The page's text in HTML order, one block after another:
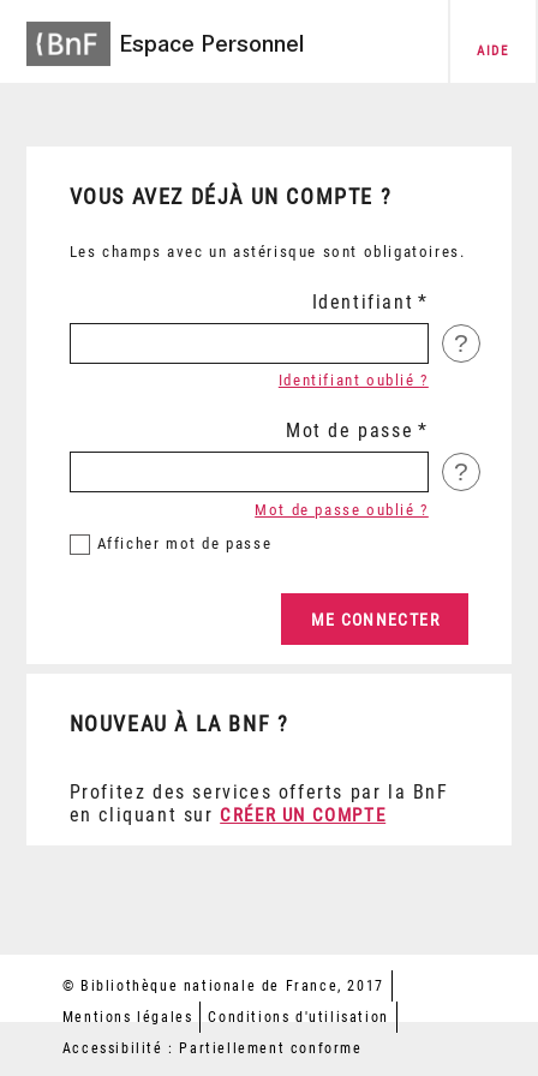
Espace Personnel AIDE
VOUS AVEZ DÉJÀ UN COMPTE ?
Les champs avec un astérisque sont obligatoires.
Identifiant
?
Identifiant oublié ?
Mot de passe
?
Afficher mot de passe
Mot de passe oublié ?
NOUVEAU À LA BNF ?
Profitez des services offerts par la BnF
en cliquant sur CRÉER UN COMPTE
© Bibliothèque nationale de France, 2017
Mentions légales
Conditions d'utilisation
Accessibilité : Partiellement conforme